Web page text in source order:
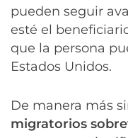
pueden seguir
esté el
que la persona
Estados Unidos.
De manera más
migratorios